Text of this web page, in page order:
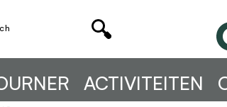
ACTIVITEITEN